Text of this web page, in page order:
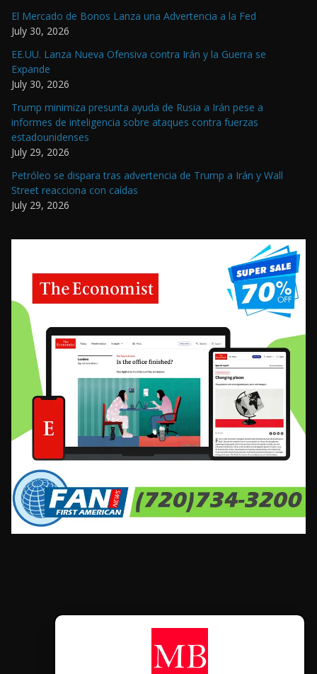
El Mercado de Bonos Lanza una Advertencia a la Fed
July 30, 2026
EE.UU. Lanza Nueva Ofensiva contra Irán y la Guerra se
Expande
July 30, 2026
Trump minimiza presunta ayuda de Rusia a Irán pese a
informes de inteligencia sobre ataques contra fuerzas
estadounidenses
July 29, 2026
Petróleo se dispara tras advertencia de Trump a Irán y Wall
Street reacciona con caídas
July 29, 2026